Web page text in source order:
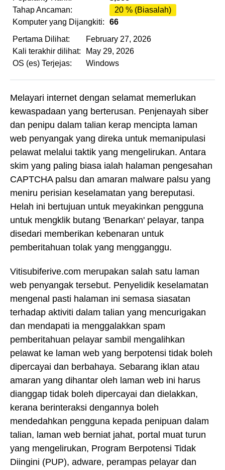
Tahap Ancaman:
20 % (Biasalah)
Komputer yang Dijangkiti:
66
Pertama Dilihat:
February 27, 2026
Kali terakhir dilihat:
May 29, 2026
OS (es) Terjejas:
Windows
Melayari internet dengan selamat memerlukan
kewaspadaan yang berterusan. Penjenayah siber
dan penipu dalam talian kerap mencipta laman
web penyangak yang direka untuk memanipulasi
pelawat melalui taktik yang mengelirukan. Antara
skim yang paling biasa ialah halaman pengesahan
CAPTCHA palsu dan amaran malware palsu yang
meniru perisian keselamatan yang bereputasi.
Helah ini bertujuan untuk meyakinkan pengguna
untuk mengklik butang 'Benarkan' pelayar, tanpa
disedari memberikan kebenaran untuk
pemberitahuan tolak yang mengganggu.
Vitisubiferive.com merupakan salah satu laman
web penyangak tersebut. Penyelidik keselamatan
mengenal pasti halaman ini semasa siasatan
terhadap aktiviti dalam talian yang mencurigakan
dan mendapati ia menggalakkan spam
pemberitahuan pelayar sambil mengalihkan
pelawat ke laman web yang berpotensi tidak boleh
dipercayai dan berbahaya. Sebarang iklan atau
amaran yang dihantar oleh laman web ini harus
dianggap tidak boleh dipercayai dan dielakkan,
kerana berinteraksi dengannya boleh
mendedahkan pengguna kepada penipuan dalam
talian, laman web berniat jahat, portal muat turun
yang mengelirukan, Program Berpotensi Tidak
Diingini (PUP), adware, perampas pelayar dan